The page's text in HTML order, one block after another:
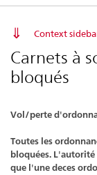
contact
Context
Carnets à
bloqués
Vol/perte
Toutes les
bloquées.
que l'une deces